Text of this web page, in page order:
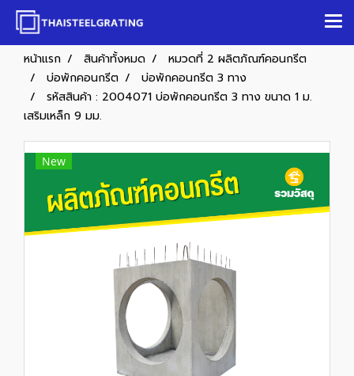
หน้าแรก สินค้าทั้งหมด
หมวดที่ 2 ผลิตภัณฑ์คอนกรีต
บ่อพักคอนกรีต
บ่อพักคอนกรีต 3 ทาง
รหัสสินค้า : 2004071 บ่อพักคอนกรีต 3 ทาง ขนาด 1 ม.
เสริมเหล็ก 9 มม.
New